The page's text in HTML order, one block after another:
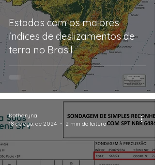
Estados com os maiores
índices de deslizamentos de
terra no Brasil
Katharyna
18 de ago. de 2024
2 min de leitura